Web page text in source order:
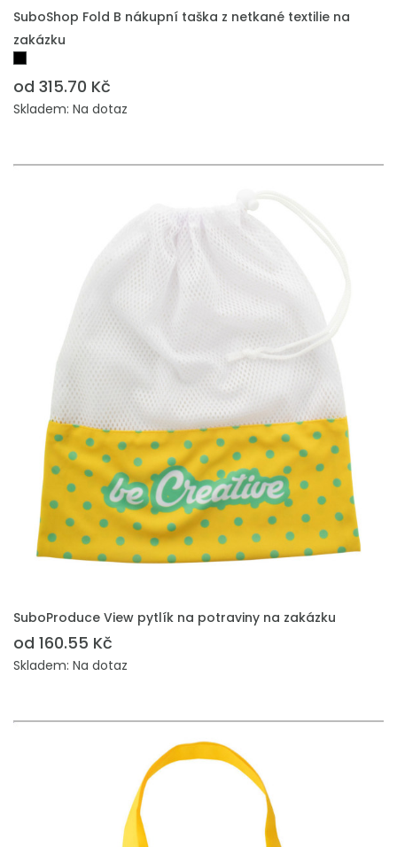
PŘIDAT DO POPTÁVKY
SuboShop Fold B nákupní taška z netkané textilie na
zakázku
od 315.70 Kč
Skladem: Na dotaz
PŘIDAT DO POPTÁVKY
SuboProduce View pytlík na potraviny na zakázku
od 160.55 Kč
Skladem: Na dotaz